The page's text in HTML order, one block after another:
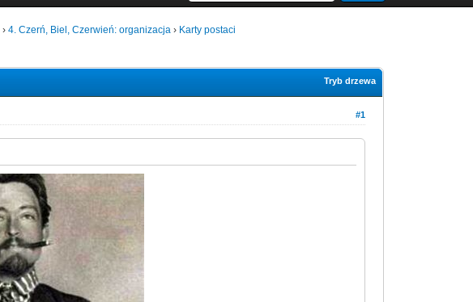
›4. Czerń, Biel, Czerwień: organizacja › Karty postaci
Tryb drzewa
#1